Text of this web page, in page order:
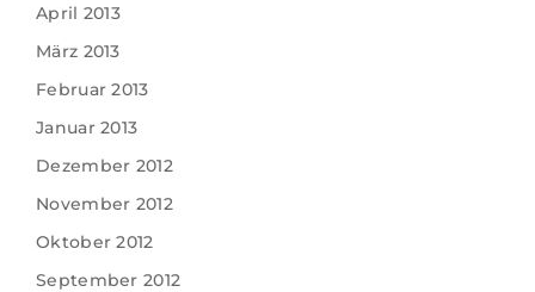
April 2013
März 2013
Februar 2013
Januar 2013
Dezember 2012
November 2012
Oktober 2012
September 2012